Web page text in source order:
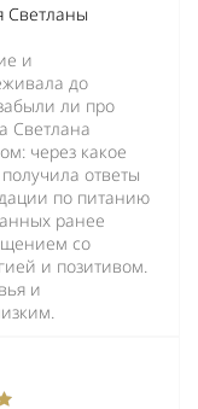
Светланы
и
до
ли про
Светлана
через какое
ответы
по питанию
ранее
со
и позитивом.
и